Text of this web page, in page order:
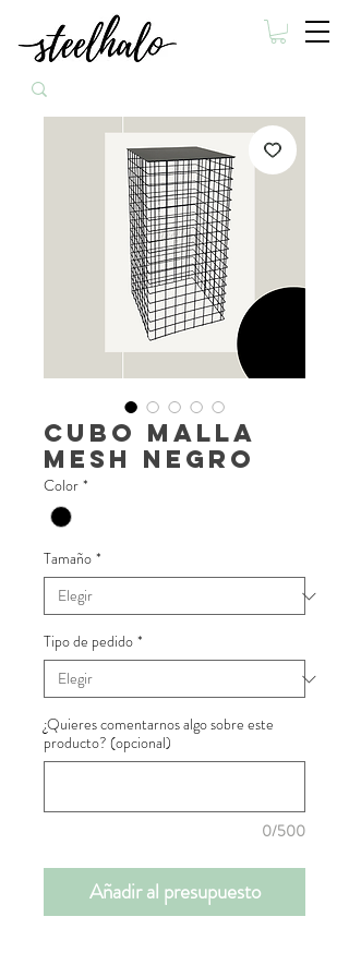
Cubo Malla
Mesh Negro
Color *
Tamaño *
Tipo de pedido *
¿Quieres comentarnos algo sobre este
producto? (opcional)
0/500
Añadir al presupuesto